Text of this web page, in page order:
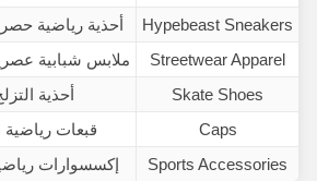
Hypebeast Sneakers
أحذية رياضية
Streetwear Apparel
ملابس شبابية
Skate Shoes
أحذية
Caps
قبعات رياضية
Sports Accessories
إكسسوارات